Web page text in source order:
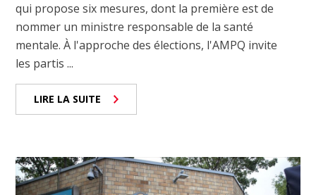
qui propose six mesures, dont la première est de
nommer un ministre responsable de la santé
mentale. À l'approche des élections, l'AMPQ invite
les partis ...
LIRE LA SUITE